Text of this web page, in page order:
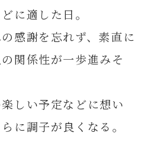
に適した日。
感謝を忘れず、素直に
関係性が一歩進みそ
しい予定などに想い
に調子が良くなる。